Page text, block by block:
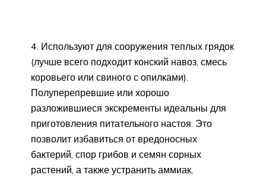
4. Используют для сооружения теплых грядок
(лучше всего подходит конский навоз, смесь
коровьего или свиного с опилками).
Полуперепревшие или хорошо
разложившиеся экскременты идеальны для
приготовления питательного настоя. Это
позволит избавиться от вредоносных
бактерий, спор грибов и семян сорных
растений, а также устранить аммиак,